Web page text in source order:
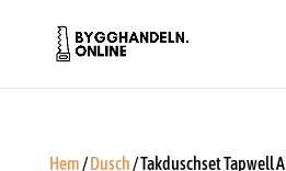
Hem/Dusch/ Takduschset Tapwell